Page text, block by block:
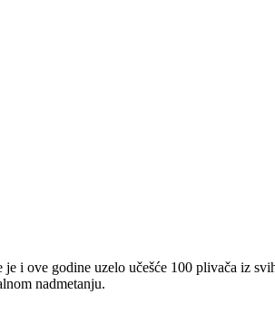
i ove godine uzelo učešće 100 plivača iz
nadmetanju.